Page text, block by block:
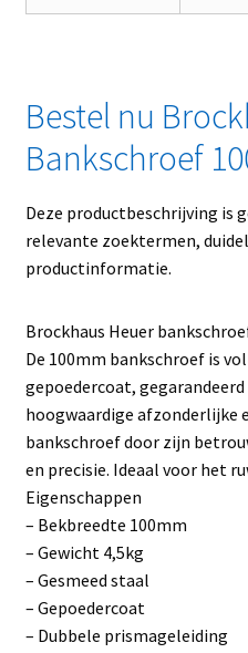
Bestel nu
Bankschroef
Deze productbeschrijving is
relevante zoektermen,
productinformatie.
Brockhaus Heuer
De 100mm bankschroef is
gepoedercoat,
hoogwaardige afzonderlijke
bankschroef door zijn
en precisie. Ideaal voor het
Eigenschappen
– Bekbreedte 100mm
– Gewicht 4,5kg
– Gesmeed staal
– Gepoedercoat
– Dubbele prismageleiding